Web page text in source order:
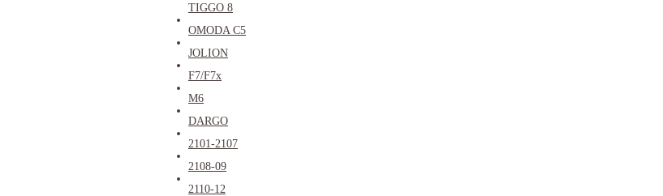
TIGGO 8
OMODA C5
JOLION
F7/F7x
M6
DARGO
2101-2107
2108-09
2110-12